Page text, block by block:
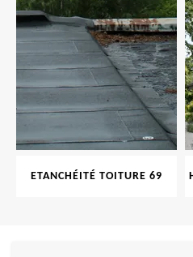
ETANCHÉITÉ TOITURE 69